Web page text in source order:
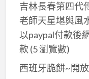
吉林長春第四代
老師天星堪輿風
以paypal付款後
款 (5 瀏覽數)
西班牙脆餅~開